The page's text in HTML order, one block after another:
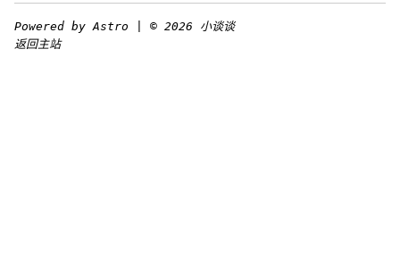
Powered by Astro | © 2026 小谈谈
返回主站